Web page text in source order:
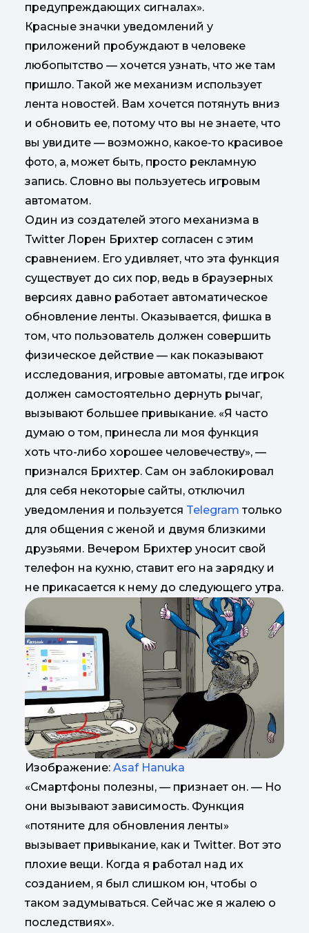
предупреждающих сигналах».
Красные значки уведомлений у
приложений пробуждают в человеке
любопытство — хочется узнать, что же там
пришло. Такой же механизм использует
лента новостей. Вам хочется потянуть вниз
и обновить ее, потому что вы не знаете, что
вы увидите — возможно, какое-то красивое
фото, а, может быть, просто рекламную
запись. Словно вы пользуетесь игровым
автоматом.
Один из создателей этого механизма в
Twitter Лорен Брихтер согласен с этим
сравнением. Его удивляет, что эта функция
существует до сих пор, ведь в браузерных
версиях давно работает автоматическое
обновление ленты. Оказывается, фишка в
том, что пользователь должен совершить
физическое действие — как показывают
исследования, игровые автоматы, где игрок
должен самостоятельно дернуть рычаг,
вызывают большее привыкание. «Я часто
думаю о том, принесла ли моя функция
хоть что-либо хорошее человечеству», —
признался Брихтер. Сам он заблокировал
для себя некоторые сайты, отключил
уведомления и пользуется Telegram только
для общения с женой и двумя близкими
друзьями. Вечером Брихтер уносит свой
телефон на кухню, ставит его на зарядку и
не прикасается к нему до следующего утра.
Изображение: Asaf Hanuka
«Смартфоны полезны, — признает он. — Но
они вызывают зависимость. Функция
«потяните для обновления ленты»
вызывает привыкание, как и Twitter. Вот это
плохие вещи. Когда я работал над их
созданием, я был слишком юн, чтобы о
таком задумываться. Сейчас же я жалею о
последствиях».